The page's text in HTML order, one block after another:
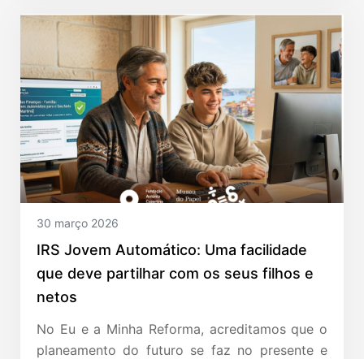
30 março 2026
IRS Jovem Automático: Uma facilidade
que deve partilhar com os seus filhos e
netos
No Eu e a Minha Reforma, acreditamos que o
planeamento do futuro se faz no presente e